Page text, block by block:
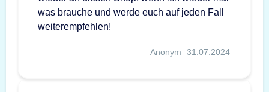
was brauche und werde euch auf jeden Fall
weiterempfehlen!
Anonym 31.07.2024